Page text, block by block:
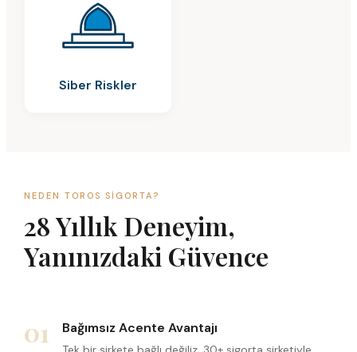
Siber Riskler
NEDEN TOROS SIGORTA?
28 Yıllık Deneyim,
Yanınızdaki Güvence
01 Bağımsız Acente Avantajı